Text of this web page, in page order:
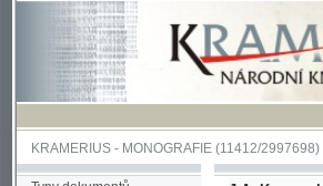
KRAMERIUS-MONOGRAFIE(11412/2997698) -J
Typy dokumentů
J.A.